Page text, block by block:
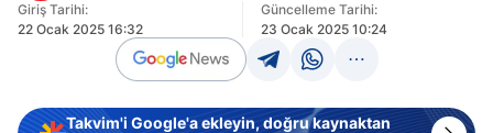
Giriş Tarihi:
22 Ocak 2025 16:32
Güncelleme Tarihi:
23 Ocak 2025 10:24
Takvim'i Google'a ekleyin, doğru kaynaktan